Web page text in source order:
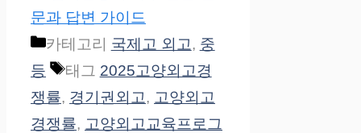
문과 답변 가이드
카테고리 국제고 외고, 중
등
태그 2025고양외고경
쟁률, 경기권외고, 고양외고
경쟁률, 고양외고교육프로그